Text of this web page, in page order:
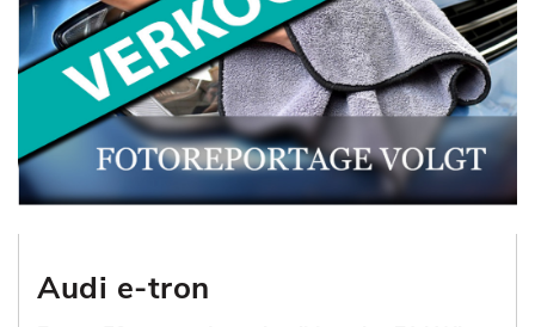
Audi e-tron